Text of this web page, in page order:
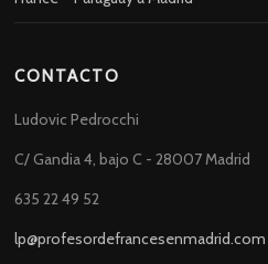
CONTACTO
Ludovic Pedrocchi
C/ Gandia 4, bajo C - 28007 Madrid
635 22 49 52
lp@profesordefrancesenmadrid.com